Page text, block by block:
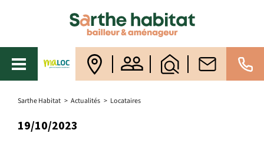
Sarthe Habitat > Actualités > Locataires
19/10/2023